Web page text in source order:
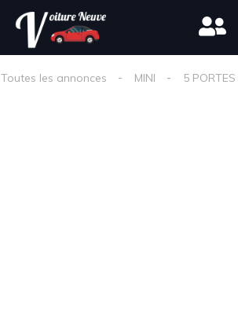
Toutes les annonces MINI 5 PORTES